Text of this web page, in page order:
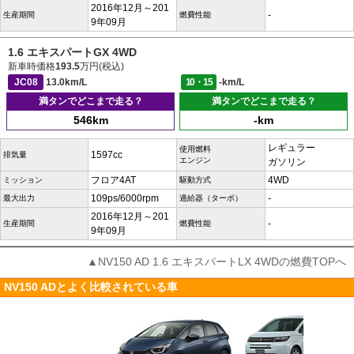
生産期間
2016年12月～201
9年09月
燃費性能 -
1.6 エキスパートGX 4WD
新車時価格193.5万円(税込)
JC08
13.0km/L 10・15
-km/L
満タンでどこまで走る？
546km
満タンでどこまで走る？
-km
排気量 1597cc
使用燃料
エンジン
レギュラー
ガソリン
ミッション フロア4AT 駆動方式 4WD
最大出力 109ps/6000rpm 過給器（ターボ） -
生産期間
2016年12月～201
9年09月
燃費性能 -
▲NV150 AD 1.6 エキスパートLX 4WDの燃費TOPへ
NV150 ADとよく比較されている車